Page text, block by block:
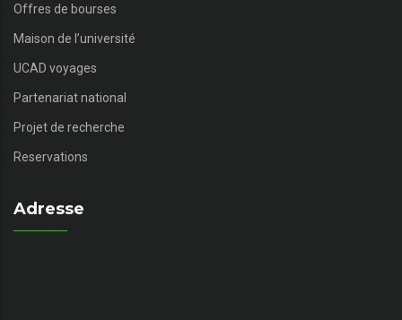
Offres de bourses
Maison de l’université
UCAD voyages
Partenariat national
Projet de recherche
Reservations
Adresse